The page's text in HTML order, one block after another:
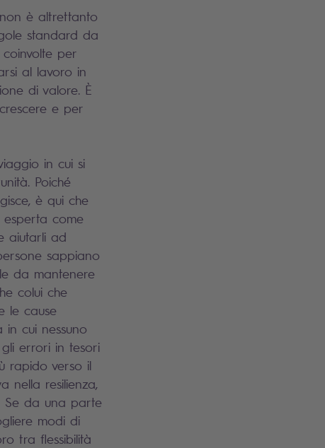
è altrettanto
standard da
per
al lavoro in
di valore. È
e per
in cui si
Poiché
è qui che
come
aiutarli ad
sappiano
da mantenere
colui che
le cause
cui nessuno
errori in tesori
rapido verso il
nella resilienza,
Se da una parte
modi di
tra flessibilità